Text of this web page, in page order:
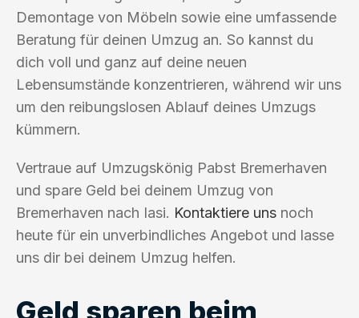
Demontage von Möbeln sowie eine umfassende
Beratung für deinen Umzug an. So kannst du
dich voll und ganz auf deine neuen
Lebensumstände konzentrieren, während wir uns
um den reibungslosen Ablauf deines Umzugs
kümmern.
Vertraue auf Umzugskönig Pabst Bremerhaven
und spare Geld bei deinem Umzug von
Bremerhaven nach Iasi. Kontaktiere uns noch
heute für ein unverbindliches Angebot und lasse
uns dir bei deinem Umzug helfen.
Geld sparen beim